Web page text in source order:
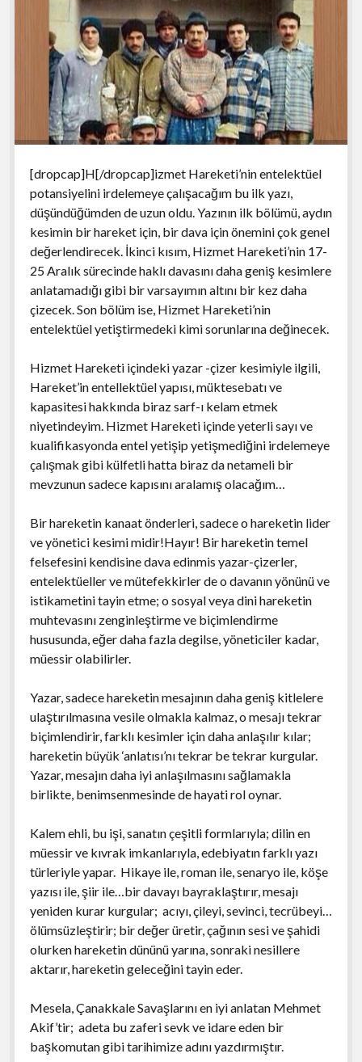
[dropcap]H[/dropcap]izmet Hareketi’nin entelektüel
potansiyelini irdelemeye çalışacağım bu ilk yazı,
düşündüğümden de uzun oldu. Yazının ilk bölümü, aydın
kesimin bir hareket için, bir dava için önemini çok genel
değerlendirecek. İkinci kısım, Hizmet Hareketi’nin 17-
25 Aralık sürecinde haklı davasını daha geniş kesimlere
anlatamadığı gibi bir varsayımın altını bir kez daha
çizecek. Son bölüm ise, Hizmet Hareketi’nin
entelektüel yetiştirmedeki kimi sorunlarına değinecek.
Hizmet Hareketi içindeki yazar -çizer kesimiyle ilgili,
Hareket’in entellektüel yapısı, müktesebatı ve
kapasitesi hakkında biraz sarf-ı kelam etmek
niyetindeyim. Hizmet Hareketi içinde yeterli sayı ve
kualifikasyonda entel yetişip yetişmediğini irdelemeye
çalışmak gibi külfetli hatta biraz da netameli bir
mevzunun sadece kapısını aralamış olacağım…
Bir hareketin kanaat önderleri, sadece o hareketin lider
ve yönetici kesimi midir!Hayır! Bir hareketin temel
felsefesini kendisine dava edinmis yazar-çizerler,
entelektüeller ve mütefekkirler de o davanın yönünü ve
istikametini tayin etme; o sosyal veya dini hareketin
muhtevasını zenginleştirme ve biçimlendirme
hususunda, eğer daha fazla degilse, yöneticiler kadar,
müessir olabilirler.
Yazar, sadece hareketin mesajının daha geniş kitlelere
ulaştırılmasına vesile olmakla kalmaz, o mesajı tekrar
biçimlendirir, farklı kesimler için daha anlaşılır kılar;
hareketin büyük ‘anlatısı’nı tekrar be tekrar kurgular.
Yazar, mesajın daha iyi anlaşılmasını sağlamakla
birlikte, benimsenmesinde de hayati rol oynar.
Kalem ehli, bu işi, sanatın çeşitli formlarıyla; dilin en
müessir ve kıvrak imkanlarıyla, edebiyatın farklı yazı
türleriyle yapar. Hikaye ile, roman ile, senaryo ile, köşe
yazısı ile, şiir ile…bir davayı bayraklaştırır, mesajı
yeniden kurar kurgular; acıyı, çileyi, sevinci, tecrübeyi…
ölümsüzleştirir; bir değer üretir, çağının sesi ve şahidi
olurken hareketin dününü yarına, sonraki nesillere
aktarır, hareketin geleceğini tayin eder.
Mesela, Çanakkale Savaşlarını en iyi anlatan Mehmet
Akif’tir; adeta bu zaferi sevk ve idare eden bir
başkomutan gibi tarihimize adını yazdırmıştır.